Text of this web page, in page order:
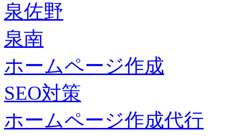
泉佐野
泉南
ホームページ作成
SEO対策
ホームページ作成代行